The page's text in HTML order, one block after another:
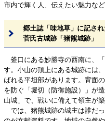
市内で輝く人、伝えたい魅力など
郷土誌「味地草」に記され
菅氏古城跡「猪熊城跡」
釜口にある妙勝寺の西南に、
す。小山の頂上にある城跡には
ばれる平坦部があります。背面
を防ぐ「堀切（防御施設）」が
山城」で、戦いに備えて領主が
では、猪熊城跡の城主は誰だ